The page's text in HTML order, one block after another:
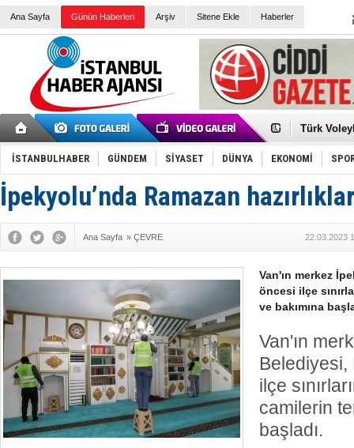
Ana Sayfa Günün Haberleri Arşiv Sitene Ekle Haberler
Elena
Türk
Töreninde
İkinci El
Guguk
Sneaker
Erkek
Tommy
Ankara
Erdoğan:
'Kurultay
İtalyan
İSTANBULHABER GÜNDEM SİYASET DÜNYA EKONOMİ
İpekyolu’nda Ramazan
Ana Sayfa » ÇEVRE 22.03.2023
Van'ın merkez
öncesi ilçe
ve bakımına
Van'ın
Belediyesi,
ilçe
camilerin
başladı.